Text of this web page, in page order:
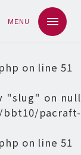
MENU
key 0 in
on line51
"slug" on null
pacraft-
on line51